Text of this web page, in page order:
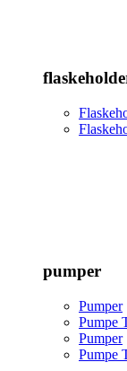
pumper
Pumper
Pumpe
Pumper
Pumpe